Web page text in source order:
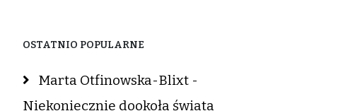
OSTATNIO POPULARNE
Marta Otfinowska-Blixt -
Niekoniecznie dookoła świata